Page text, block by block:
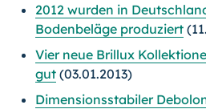
2012 wurden in
Bodenbeläge produziert
Vier neue Brillux
gut (03.01.2013)
Dimensionsstabiler